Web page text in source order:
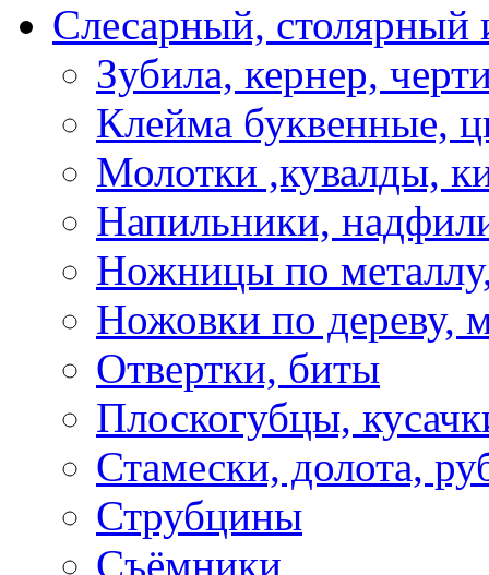
Слесарный, столярный
Зубила, кернер,
Клейма буквенные,
Молотки ,кувалды,
Напильники,
Ножницы по
Ножовки по дереву,
Отвертки, биты
Плоскогубцы,
Стамески, долота,
Струбцины
Съёмники